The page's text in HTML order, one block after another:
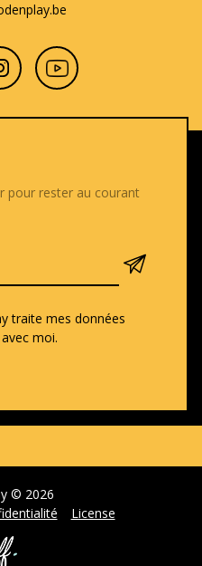
pour rester au courant
traite mes données
moi.
© 2026
License